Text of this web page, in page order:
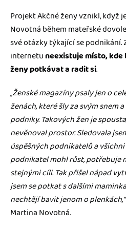
Projekt Akčné ženy vznikl, když
Novotná během mateřské
své otázky týkající se podnikání.
internetuneexistuje místo,
ženy potkávat a radit si.
„Ženské magazíny psaly jen o
ženách, které šly za svým snem
podniky. Takových žen je
nevěnoval prostor. Sledovala
úspěšných podnikatelů a
podnikatel mohl růst, potřebuje
stejnými cíli. Tak přišel nápad
jsem se potkat s dalšími
nechtějí bavit jenom o plenkách,“
Martina Novotná.